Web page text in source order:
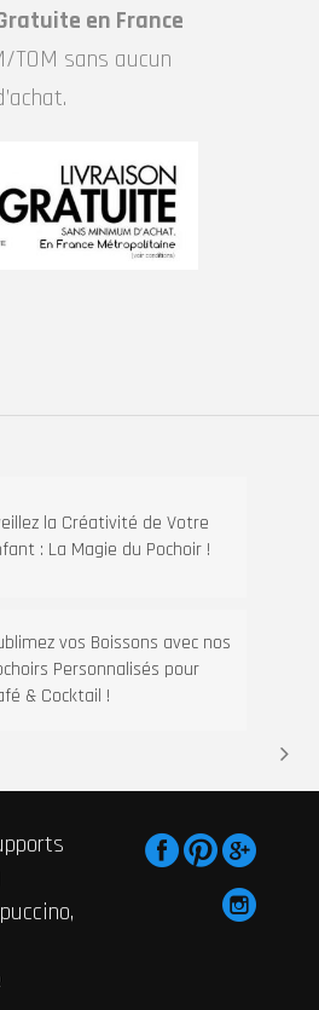
en France
TOM sans aucun
la Créativité de Votre
: La Magie du Pochoir !
vos Boissons avec nos
Personnalisés pour
& Cocktail !